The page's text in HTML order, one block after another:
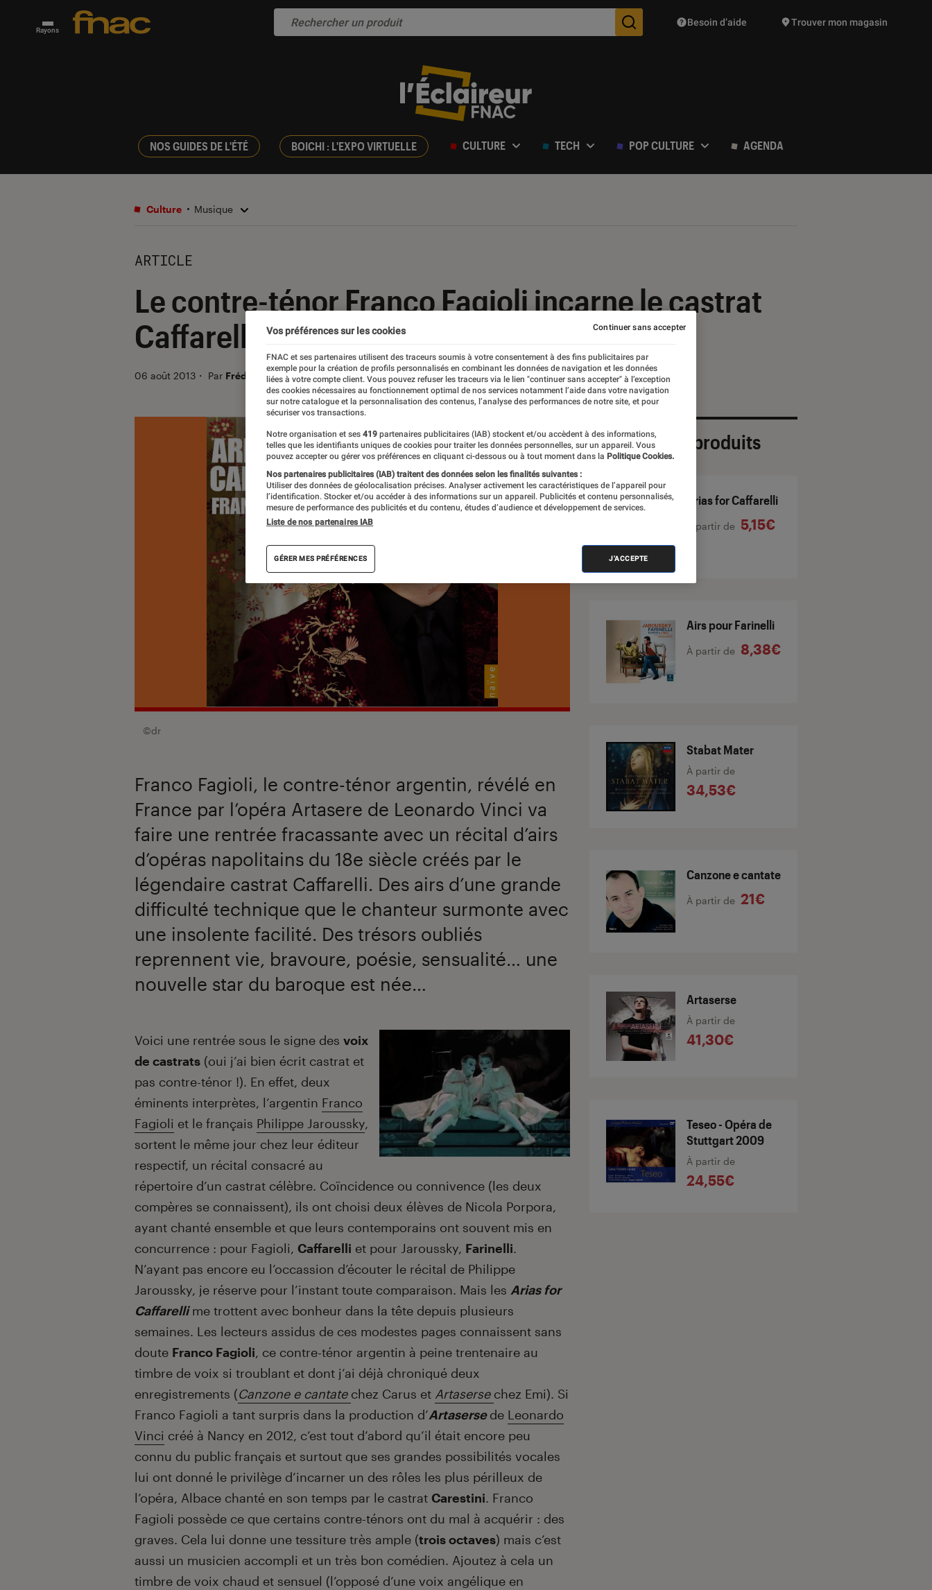
Rayons Des suggestions de produits vont vous être proposées
Besoin d’aide Trouver mon magasin
NOS GUIDES DE L'ÉTÉ BOICHI : L'EXPO VIRTUELLE CULTURE TECH POP CULTURE AGENDA
Culture Musique
ARTICLE
Le contre-ténor Franco Fagioli incarne le castrat
Caffarelli
06 août 2013 ・ Par Frédérique
©dr
Franco Fagioli, le contre-ténor argentin, révélé en
France par l’opéra Artasere de Leonardo Vinci va
faire une rentrée fracassante avec un récital d’airs
d’opéras napolitains du 18e siècle créés par le
légendaire castrat Caffarelli. Des airs d’une grande
difficulté technique que le chanteur surmonte avec
une insolente facilité. Des trésors oubliés
reprennent vie, bravoure, poésie, sensualité… une
nouvelle star du baroque est née…
Introduction
Voici une rentrée sous le signe des voix
de castrats (oui j’ai bien écrit castrat et
pas contre-ténor !). En effet, deux
éminents interprètes, l’argentin Franco
Fagioli et le français Philippe Jaroussky,
sortent le même jour chez leur éditeur
respectif, un récital consacré au
répertoire d’un castrat célèbre. Coïncidence ou connivence (les deux
compères se connaissent), ils ont choisi deux élèves de Nicola Porpora,
ayant chanté ensemble et que leurs contemporains ont souvent mis en
concurrence : pour Fagioli, Caffarelli et pour Jaroussky, Farinelli.
N’ayant pas encore eu l’occassion d’écouter le récital de Philippe
Jaroussky, je réserve pour l’instant toute comparaison. Mais les Arias for
Caffarellime trottent avec bonheur dans la tête depuis plusieurs
semaines. Les lecteurs assidus de ces modestes pages connaissent sans
doute Franco Fagioli, ce contre-ténor argentin à peine trentenaire au
timbre de voix si troublant et dont j’ai déjà chroniqué deux
enregistrements (Canzone e cantate chez Carus et Artaserse chez Emi). Si
Franco Fagioli a tant surpris dans la production d’Artaserse de Leonardo
Vinci créé à Nancy en 2012, c’est tout d’abord qu’il était encore peu
connu du public français et surtout que ses grandes possibilités vocales
lui ont donné le privilège d’incarner un des rôles les plus périlleux de
l’opéra, Albace chanté en son temps par le castrat Carestini. Franco
Fagioli possède ce que certains contre-ténors ont du mal à acquérir : des
graves. Cela lui donne une tessiture très ample (trois octaves) mais c’est
aussi un musicien accompli et un très bon comédien. Ajoutez à cela un
timbre de voix chaud et sensuel (l’opposé d’une voix angélique en
Sélection de produits
Arias for Caffarelli
À partir de 5,15€
Airs pour Farinelli
À partir de 8,38€
Stabat Mater
À partir de
34,53€
Canzone e cantate
À partir de 21€
Artaserse
À partir de
41,30€
Teseo - Opéra de
Stuttgart 2009
À partir de
24,55€
Vos préférences sur les cookies
FNAC et ses partenaires utilisent des traceurs soumis à votre consentement à des fins publicitaires par
exemple pour la création de profils personnalisés en combinant les données de navigation et les données
liées à votre compte client. Vous pouvez refuser les traceurs via le lien "continuer sans accepter" à l’exception
des cookies nécessaires au fonctionnement optimal de nos services notamment l’aide dans votre navigation
sur notre catalogue et la personnalisation des contenus, l’analyse des performances de notre site, et pour
sécuriser vos transactions.
Notre organisation et ses 419 partenaires publicitaires (IAB) stockent et/ou accèdent à des informations,
telles que les identifiants uniques de cookies pour traiter les données personnelles, sur un appareil. Vous
pouvez accepter ou gérer vos préférences en cliquant ci-dessous ou à tout moment dans la Politique Cookies.
Nos partenaires publicitaires (IAB) traitent des données selon les finalités suivantes :
Utiliser des données de géolocalisation précises. Analyser activement les caractéristiques de l’appareil pour
l’identification. Stocker et/ou accéder à des informations sur un appareil. Publicités et contenu personnalisés,
mesure de performance des publicités et du contenu, études d’audience et développement de services.
Liste de nos partenaires IAB
GÉRER MES PRÉFÉRENCES J'ACCEPTE
Continuer sans accepter